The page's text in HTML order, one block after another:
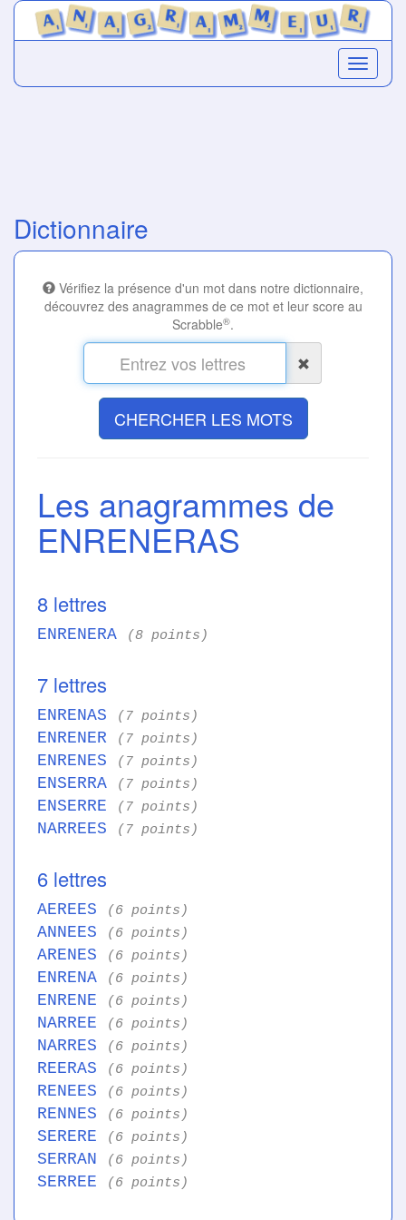
Dictionnaire
Vérifiez la présence d'un mot dans notre dictionnaire,
découvrez des anagrammes de ce mot et leur score au
Scrabble®.
CHERCHER LES MOTS
Les anagrammes de
ENRENERAS
8 lettres
ENRENERA (8 points)
7 lettres
ENRENAS (7 points)
ENRENER (7 points)
ENRENES (7 points)
ENSERRA (7 points)
ENSERRE (7 points)
NARREES (7 points)
6 lettres
AEREES (6 points)
ANNEES (6 points)
ARENES (6 points)
ENRENA (6 points)
ENRENE (6 points)
NARREE (6 points)
NARRES (6 points)
REERAS (6 points)
RENEES (6 points)
RENNES (6 points)
SERERE (6 points)
SERRAN (6 points)
SERREE (6 points)